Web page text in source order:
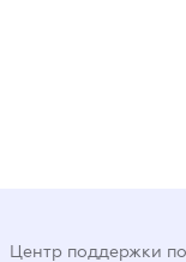
Центр поддержки